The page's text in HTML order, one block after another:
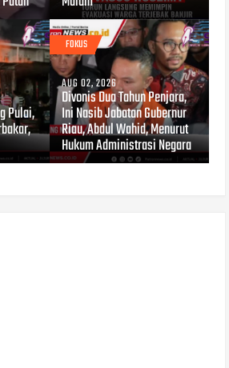
Pulai,
FOKUS
AUG 02, 2026
Divonis Dua Tahun Penjara,
Ini Nasib Jabatan Gubernur
Riau, Abdul Wahid, Menurut
Hukum Administrasi Negara